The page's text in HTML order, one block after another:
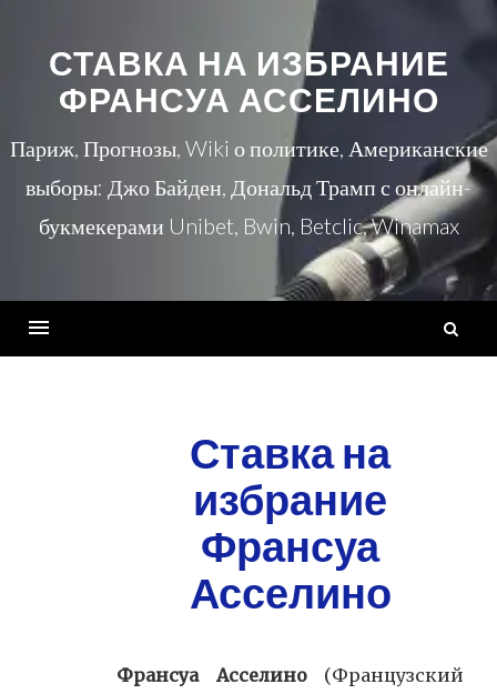
содержанию
СТАВКА НА ИЗБРАНИЕ
ФРАНСУА АССЕЛИНО
Париж, Прогнозы, Wiki о политике, Американские
выборы: Джо Байден, Дональд Трамп с онлайн-
букмекерами Unibet, Bwin, Betclic, Winamax
Ставка на
избрание
Франсуа
Асселино
Франсуа Асселино(Французский